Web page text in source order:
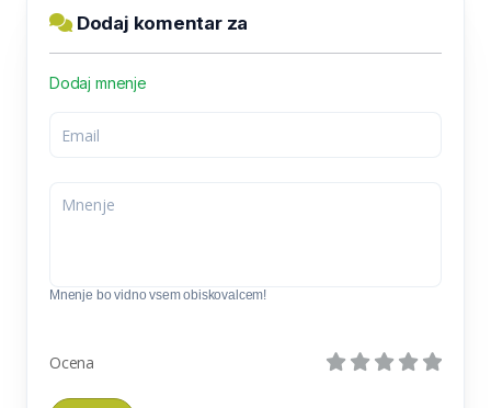
Dodaj komentar za
Dodaj mnenje
Mnenje bo vidno vsem obiskovalcem!
Ocena